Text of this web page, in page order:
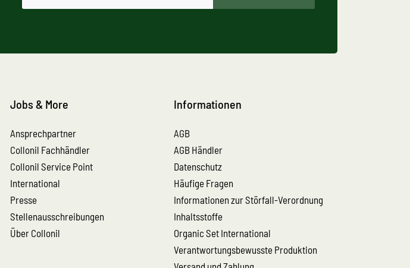
Jobs & More
Ansprechpartner
Collonil Fachhändler
Collonil Service Point
International
Presse
Stellenausschreibungen
Über Collonil
Informationen
AGB
AGB Händler
Datenschutz
Häufige Fragen
Informationen zur Störfall-Verordnung
Inhaltsstoffe
Organic Set International
Verantwortungsbewusste Produktion